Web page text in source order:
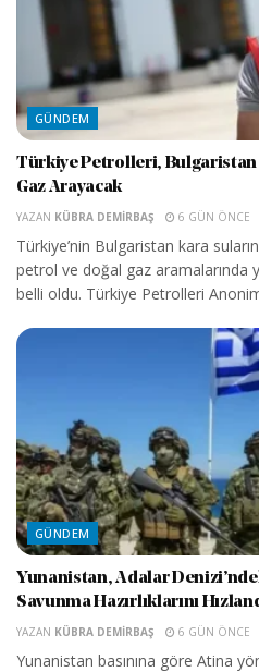
GÜNDEM
Türkiye Petrolleri, Bulgaristan
Gaz Arayacak
YAZAN KÜBRA DEMIRBAŞ 6 GÜN ÖNCE
Türkiye’nin Bulgaristan kara
petrol ve doğal gaz aramalarında
belli oldu. Türkiye Petrolleri
GÜNDEM
Yunanistan, Adalar
Savunma Hazırlıklarını
YAZAN KÜBRA DEMIRBAŞ 6 GÜN ÖNCE
Yunanistan basınına göre Atina